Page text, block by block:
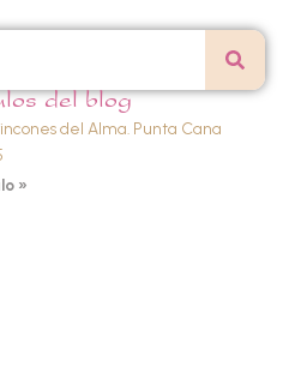
del blog
del Alma. Punta Cana
»